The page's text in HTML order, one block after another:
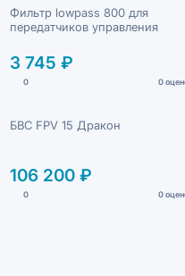
Фильтр lowpass 800 для
передатчиков управления
3 745 ₽
0 0
БВС FPV 15 Дракон
106 200 ₽
0 0